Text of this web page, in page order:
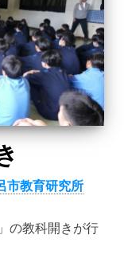
市教育研究所
の教科開きが行